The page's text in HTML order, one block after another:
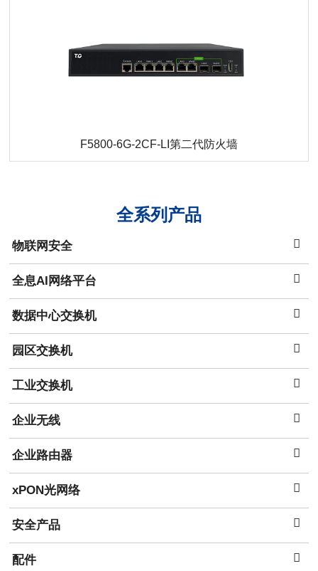
F5800-6G-2CF-LI第二代防火墙
全系列产品
物联网安全
全息AI网络平台
数据中心交换机
园区交换机
工业交换机
企业无线
企业路由器
xPON光网络
安全产品
配件